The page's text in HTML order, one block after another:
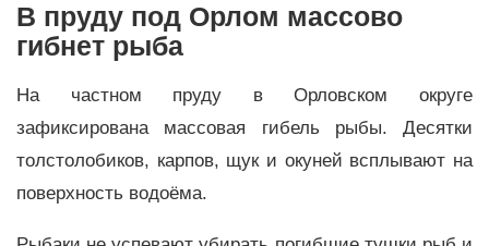
В пруду под Орлом массово
гибнет рыба
На частном пруду в Орловском округе
зафиксирована массовая гибель рыбы. Десятки
толстолобиков, карпов, щук и окуней всплывают на
поверхность водоёма.